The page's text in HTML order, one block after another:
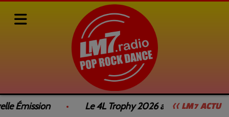
<< LM7 ACTU
Émission Le 4L Trophy 2026 avec LM7 Radio
Rediffusions de nos émissions LA CROISIÈRE JAZZ' EN MER